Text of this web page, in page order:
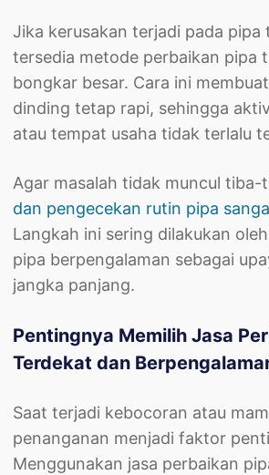
Jika kerusakan terjadi pada pipa
tersedia metode perbaikan pipa
bongkar besar. Cara ini
dinding tetap rapi, sehingga
atau tempat usaha tidak terlalu
Agar masalah tidak muncul tiba-
dan pengecekan rutin pipa
Langkah ini sering dilakukan
pipa berpengalaman sebagai
jangka panjang.
Pentingnya Memilih Jasa
Terdekat dan
Saat terjadi kebocoran atau
penanganan menjadi faktor
Menggunakan jasa perbaikan